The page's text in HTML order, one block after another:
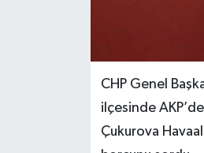
CHP Genel
ilçesinde
Çukurova